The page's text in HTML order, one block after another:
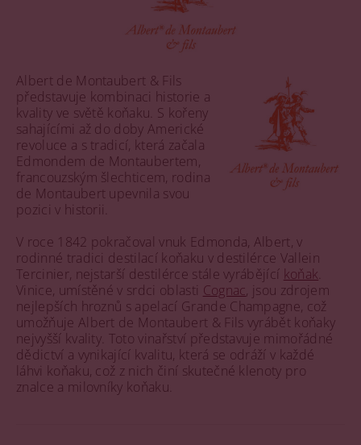
Albert de Montaubert & Fils
představuje kombinaci historie a
kvality ve světě koňaku. S kořeny
sahajícími až do doby Americké
revoluce a s tradicí, která začala
Edmondem de Montaubertem,
francouzským šlechticem, rodina
de Montaubert upevnila svou
pozici v historii.
V roce 1842 pokračoval vnuk Edmonda, Albert, v
rodinné tradici destilací koňaku v destilérce Vallein
Tercinier, nejstarší destilérce stále vyrábějící koňak
Vinice, umístěné v srdci oblasti Cognac, jsou zdrojem
nejlepších hroznů s apelací Grande Champagne, což
umožňuje Albert de Montaubert & Fils vyrábět koňaky
nejvyšší kvality. Toto vinařství představuje mimořádné
dědictví a vynikající kvalitu, která se odráží v každé
láhvi koňaku, což z nich činí skutečné klenoty pro
znalce a milovníky koňaku.